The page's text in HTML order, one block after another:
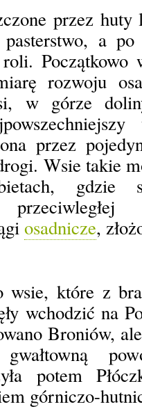
przez
pasterstwo, a
Początkowo
rozwoju
w górze
przez
Wsie takie
gdzie
osadnicze,
wsie, które z
wchodzić na
Broniów,
gwałtowną
potem
górniczo-